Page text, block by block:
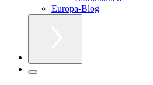
Europa-Blog